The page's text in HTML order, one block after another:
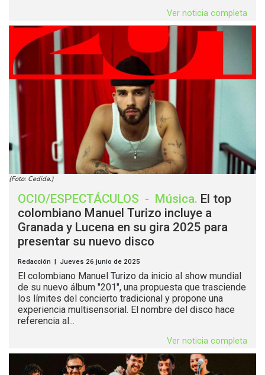
Ver noticia completa
(Foto: Cedida.)
OCIO/ESPECTÁCULOS - Música. El top
colombiano Manuel Turizo incluye a
Granada y Lucena en su gira 2025 para
presentar su nuevo disco
Redacción | Jueves 26 junio de 2025
El colombiano Manuel Turizo da inicio al show mundial
de su nuevo álbum "201", una propuesta que trasciende
los límites del concierto tradicional y propone una
experiencia multisensorial. El nombre del disco hace
referencia al...
Ver noticia completa